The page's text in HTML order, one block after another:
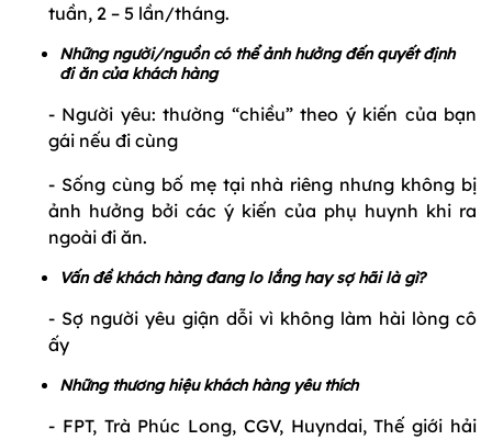
tuần, 2 – 5 lần/tháng.
Những người/nguồn có thể ảnh hưởng đến quyết định
đi ăn của khách hàng
- Người yêu: thường “chiều” theo ý kiến của bạn
gái nếu đi cùng
- Sống cùng bố mẹ tại nhà riêng nhưng không bị
ảnh hưởng bởi các ý kiến của phụ huynh khi ra
ngoài đi ăn.
Vấn đề khách hàng đang lo lắng hay sợ hãi là gì?
- Sợ người yêu giận dỗi vì không làm hài lòng cô
ấy
Những thương hiệu khách hàng yêu thích
- FPT, Trà Phúc Long, CGV, Huyndai, Thế giới hải